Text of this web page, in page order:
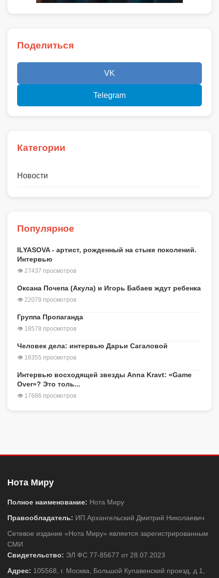
Поделиться
VK
Telegram
Категории
Новости
Популярное
ILYASOVA - артист, рожденный на стыке поколений.
Интервью
👁 27437 просмотров
Оксана Почепа (Акула) и Игорь Бабаев ждут ребенка
👁 22079 просмотров
Группа Пропаганда
👁 18578 просмотров
Человек дела: интервью Дарьи Сагаловой
👁 18355 просмотров
Интервью восходящей звезды Anna Kravt: «Game
Over»? Это толь...
👁 17686 просмотров
Нота Миру
Полное наименование: Нота Миру
Правообладатель: ИП Архангельский Дмитрий Николаевич
Сетевое издание «Нота Миру» является зарегистрированным
СМИ
Свидетельство: ЭЛ ФС 77-85677 от 28.07.2023
Адрес: 105568, г. Москва, Большой Купавенский проезд, д.1,